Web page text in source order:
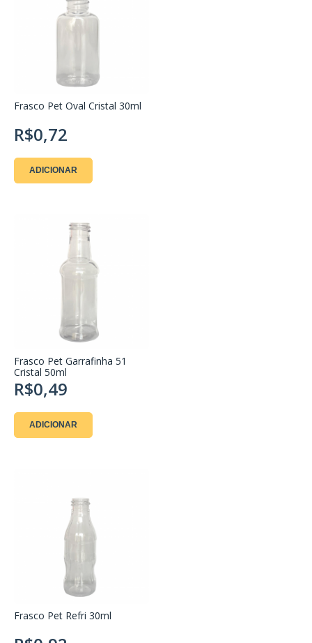
Frasco Pet Oval Cristal 30ml
R$0,72
ADICIONAR
Frasco Pet Garrafinha 51
Cristal 50ml
R$0,49
ADICIONAR
Frasco Pet Refri 30ml